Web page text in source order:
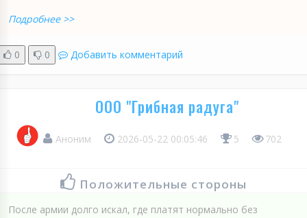
Подробнее >>
0 0 Добавить комментарий
ООО "Грибная радуга"
Аноним 2026-05-22 00:05:46 5 702
Положительные стороны
После армии долго искал, где платят нормально без